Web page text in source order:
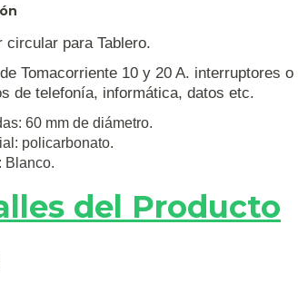
circular para Tablero.
Tomacorriente 10 y 20 A. interruptores
de telefonía, informática, datos etc.
60 mm de diámetro.
policarbonato.
Blanco.
del Producto